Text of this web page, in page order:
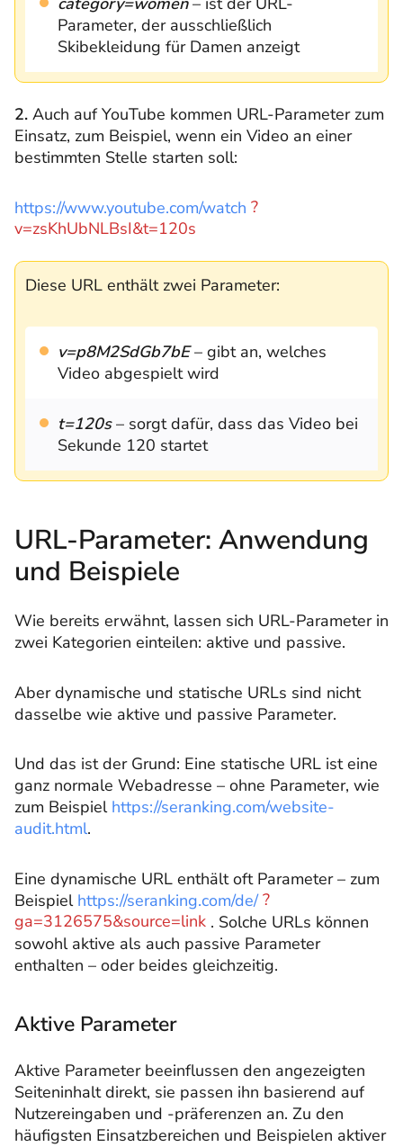
Parameter, der ausschließlich
Skibekleidung für Damen anzeigt
2. Auch auf YouTube kommen URL-Parameter zum
Einsatz, zum Beispiel, wenn ein Video an einer
bestimmten Stelle starten soll:
https://www.youtube.com/watch ?
v=zsKhUbNLBsI&t=120s
Diese URL enthält zwei Parameter:
v=p8M2SdGb7bE – gibt an, welches
Video abgespielt wird
t=120s– sorgt dafür, dass das Video bei
Sekunde 120 startet
URL-Parameter: Anwendung
und Beispiele
Wie bereits erwähnt, lassen sich URL-Parameter in
zwei Kategorien einteilen: aktive und passive.
Aber dynamische und statische URLs sind nicht
dasselbe wie aktive und passive Parameter.
Und das ist der Grund: Eine statische URL ist eine
ganz normale Webadresse – ohne Parameter, wie
zum Beispiel https://seranking.com/website-
audit.html.
Eine dynamische URL enthält oft Parameter – zum
Beispiel https://seranking.com/de/ ?
ga=3126575&source=link . Solche URLs können
sowohl aktive als auch passive Parameter
enthalten – oder beides gleichzeitig.
Aktive Parameter
Aktive Parameter beeinflussen den angezeigten
Seiteninhalt direkt, sie passen ihn basierend auf
Nutzereingaben und -präferenzen an. Zu den
häufigsten Einsatzbereichen und Beispielen aktiver